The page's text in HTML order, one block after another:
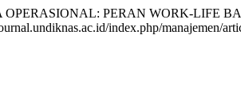
PERAN WORK-LIFE
index.php/manajemen/